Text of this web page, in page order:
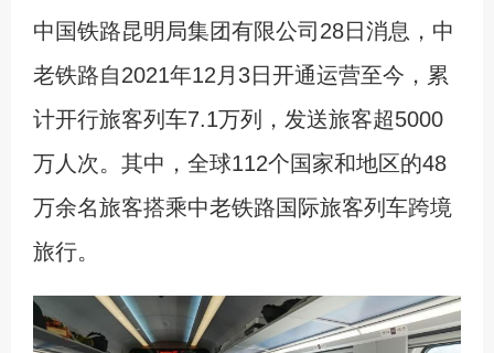
中国铁路昆明局集团有限公司28日消息，中
老铁路自2021年12月3日开通运营至今，累
计开行旅客列车7.1万列，发送旅客超5000
万人次。其中，全球112个国家和地区的48
万余名旅客搭乘中老铁路国际旅客列车跨境
旅行。